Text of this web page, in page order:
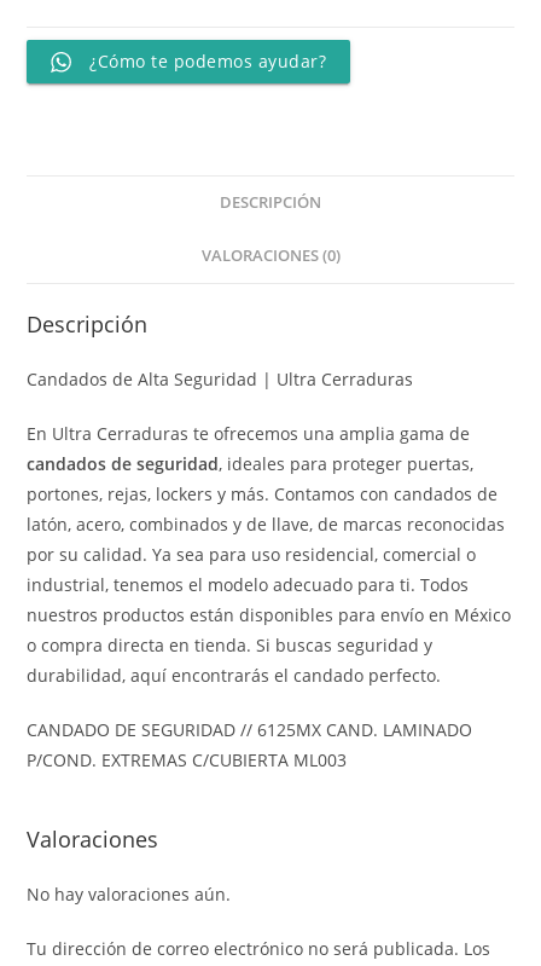
¿Cómo te podemos ayudar?
DESCRIPCIÓN
VALORACIONES (0)
Descripción
Candados de Alta Seguridad | Ultra Cerraduras
En Ultra Cerraduras te ofrecemos una amplia gama de
candados de seguridad, ideales para proteger puertas,
portones, rejas, lockers y más. Contamos con candados de
latón, acero, combinados y de llave, de marcas reconocidas
por su calidad. Ya sea para uso residencial, comercial o
industrial, tenemos el modelo adecuado para ti. Todos
nuestros productos están disponibles para envío en México
o compra directa en tienda. Si buscas seguridad y
durabilidad, aquí encontrarás el candado perfecto.
CANDADO DE SEGURIDAD // 6125MX CAND. LAMINADO
P/COND. EXTREMAS C/CUBIERTA ML003
Valoraciones
No hay valoraciones aún.
Tu dirección de correo electrónico no será publicada. Los